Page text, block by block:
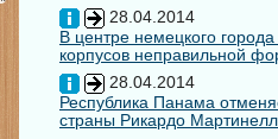
28.04.2014
В центре немецкого
корпусов неправильной
28.04.2014
Республика Панама
страны Рикардо